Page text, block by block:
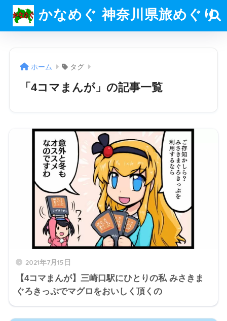
かなめぐ 神奈川県旅めぐり
ホーム タグ
「4コマまんが」の記事一覧
2021年7月15日
【4コマまんが】三崎口駅にひとりの私 みさきま
ぐろきっぷでマグロをおいしく頂くの